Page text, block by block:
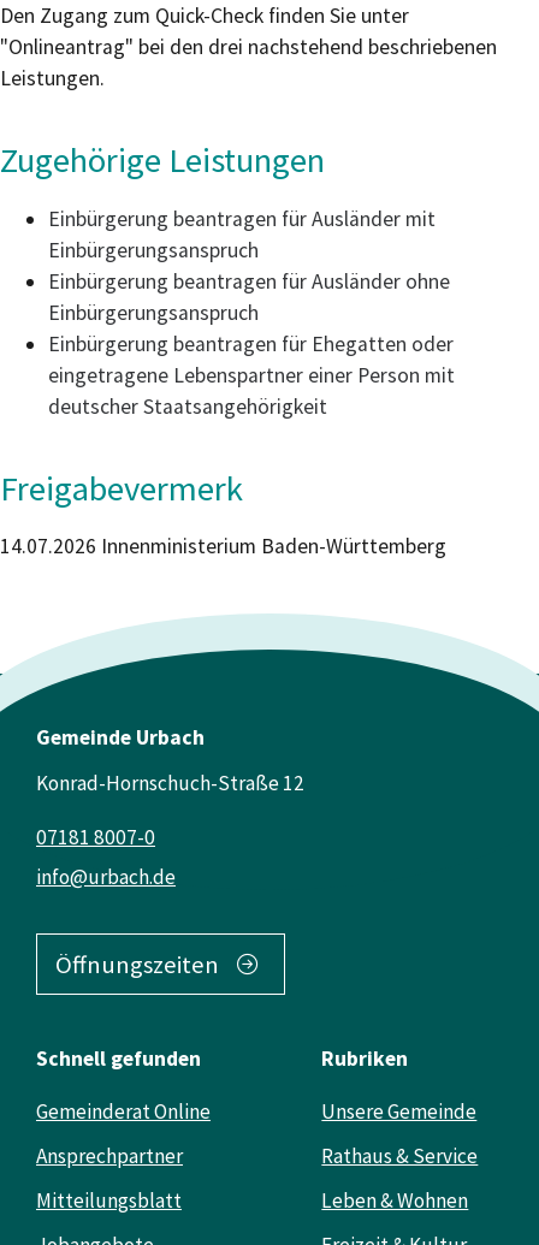
Den Zugang zum Quick-Check finden Sie unter
"Onlineantrag" bei den drei nachstehend beschriebenen
Leistungen.
Zugehörige Leistungen
Einbürgerung beantragen für Ausländer mit
Einbürgerungsanspruch
Einbürgerung beantragen für Ausländer ohne
Einbürgerungsanspruch
Einbürgerung beantragen für Ehegatten oder
eingetragene Lebenspartner einer Person mit
deutscher Staatsangehörigkeit
Freigabevermerk
14.07.2026 Innenministerium Baden-Württemberg
Gemeinde Urbach
Konrad-Hornschuch-Straße 12
info@urbach.de
07181 8007-0
Öffnungszeiten
Schnell gefunden
Gemeinderat Online
Ansprechpartner
Mitteilungsblatt
Rubriken
Unsere Gemeinde
Rathaus & Service
Leben & Wohnen